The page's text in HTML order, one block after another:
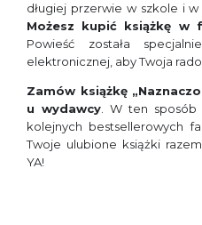
długiej przerwie w szkole i
Możesz
kupić książkę w
Powieść została
elektronicznej, aby Twoja
Zamów książkę
u wydawcy. W ten sposób
kolejnych bestsellerowych
Twoje ulubione książki
YA!